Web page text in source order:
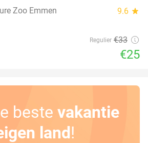
Zoo Emmen 9.6 star
Regulier €33
€25
beste vakantie
land!